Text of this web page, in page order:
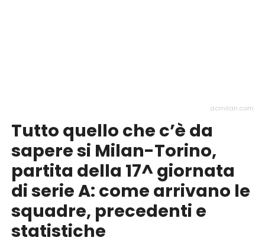
acmilan.com
Tutto quello che c’è da
sapere si Milan-Torino,
partita della 17^ giornata
di serie A: come arrivano le
squadre, precedenti e
statistiche